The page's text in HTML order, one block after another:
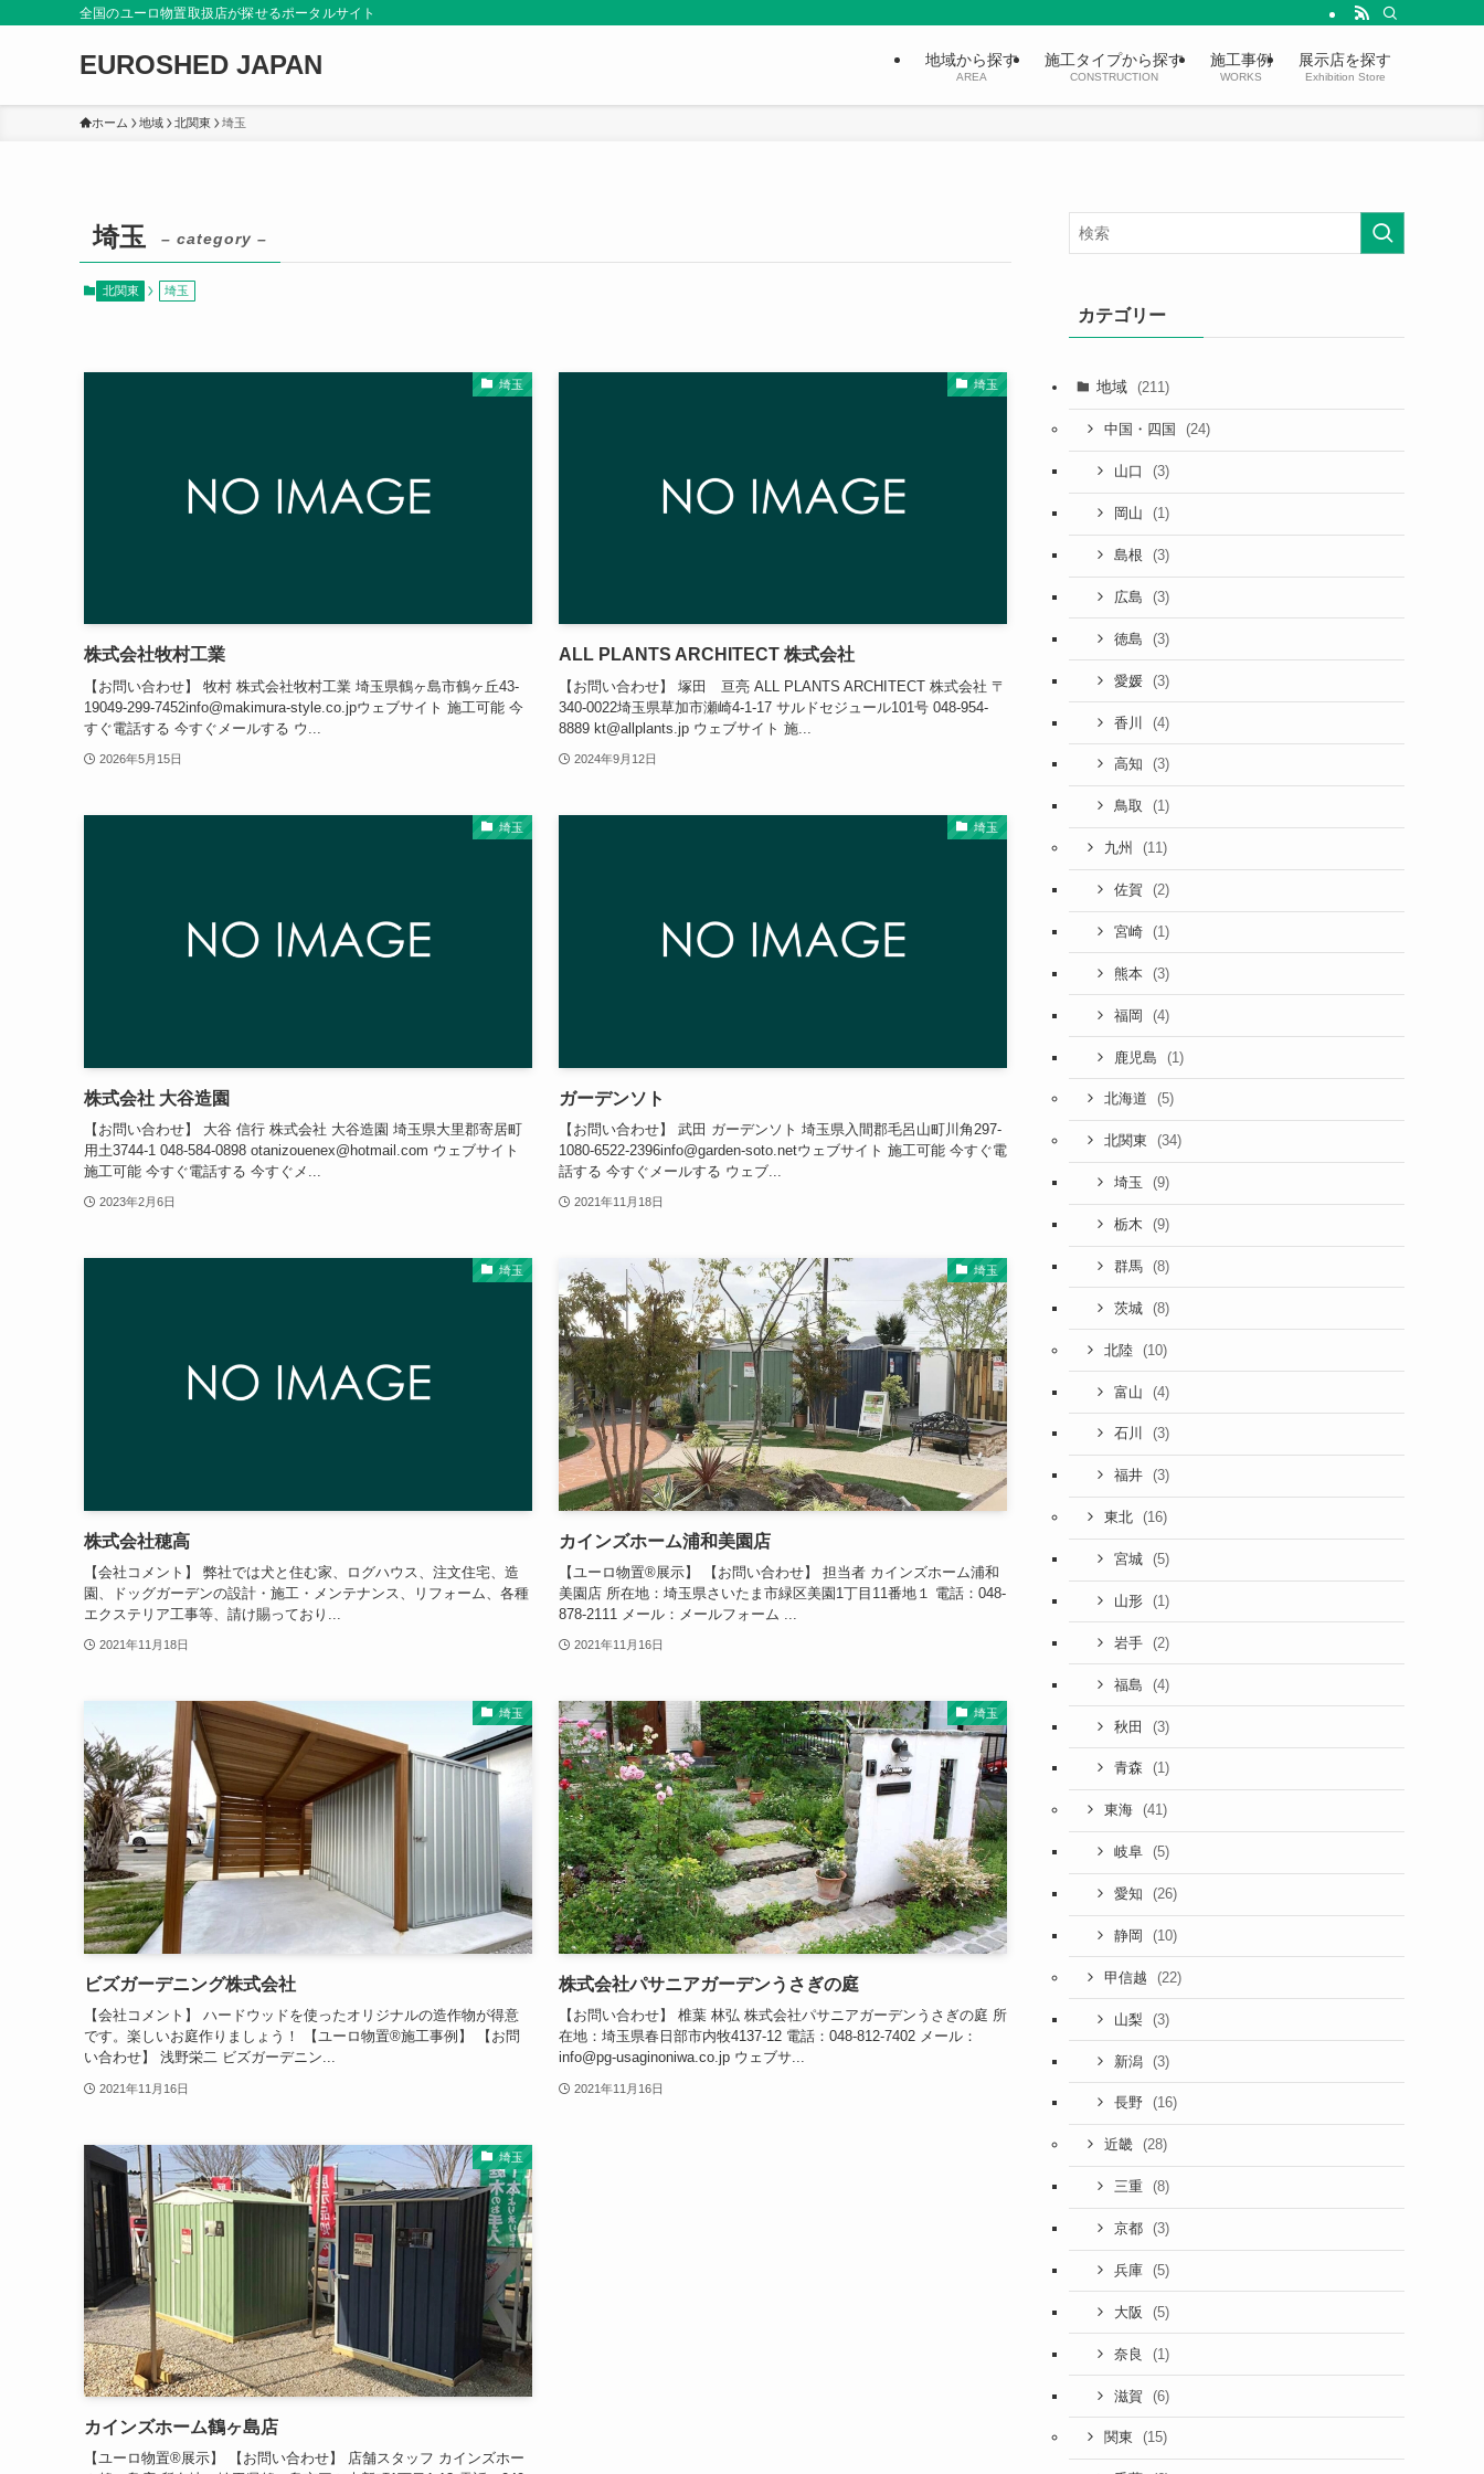
全国のユーロ物置取扱店が探せるポータルサイト
EUROSHED JAPAN 地域から探す
AREA
施工タイプから探す
CONSTRUCTION
施工事例
WORKS
展示店を探す
Exhibition Store
ホーム 地域 北関東 埼玉
埼玉 – category –
北関東 埼玉
埼玉
株式会社牧村工業
【お問い合わせ】 牧村 株式会社牧村工業 埼玉県鶴ヶ島市鶴ヶ丘43-
19049-299-7452info@makimura-style.co.jpウェブサイト 施工可能 今
すぐ電話する 今すぐメールする ウ...
2026年5月15日
埼玉
ALL PLANTS ARCHITECT 株式会社
【お問い合わせ】 塚田 亘亮 ALL PLANTS ARCHITECT 株式会社 〒
340-0022埼玉県草加市瀬崎4-1-17 サルドセジュール101号 048-954-
8889 kt@allplants.jp ウェブサイト 施...
2024年9月12日
埼玉
株式会社 大谷造園
【お問い合わせ】 大谷 信行 株式会社 大谷造園 埼玉県大里郡寄居町
用土3744-1 048-584-0898 otanizouenex@hotmail.com ウェブサイト
施工可能 今すぐ電話する 今すぐメ...
2023年2月6日
埼玉
ガーデンソト
【お問い合わせ】 武田 ガーデンソト 埼玉県入間郡毛呂山町川角297-
1080-6522-2396info@garden-soto.netウェブサイト 施工可能 今すぐ電
話する 今すぐメールする ウェブ...
2021年11月18日
埼玉
株式会社穂高
【会社コメント】 弊社では犬と住む家、ログハウス、注文住宅、造
園、ドッグガーデンの設計・施工・メンテナンス、リフォーム、各種
エクステリア工事等、請け賜っており...
2021年11月18日
埼玉
カインズホーム浦和美園店
【ユーロ物置®展示】 【お問い合わせ】 担当者 カインズホーム浦和
美園店 所在地：埼玉県さいたま市緑区美園1丁目11番地１ 電話：048-
878-2111 メール：メールフォーム ...
2021年11月16日
埼玉
ビズガーデニング株式会社
【会社コメント】 ハードウッドを使ったオリジナルの造作物が得意
です。楽しいお庭作りましょう！ 【ユーロ物置®施工事例】 【お問
い合わせ】 浅野栄二 ビズガーデニン...
2021年11月16日
埼玉
株式会社パサニアガーデンうさぎの庭
【お問い合わせ】 椎葉 林弘 株式会社パサニアガーデンうさぎの庭 所
在地：埼玉県春日部市内牧4137-12 電話：048-812-7402 メール：
info@pg-usaginoniwa.co.jp ウェブサ...
2021年11月16日
埼玉
カインズホーム鶴ヶ島店
【ユーロ物置®展示】 【お問い合わせ】 店舗スタッフ カインズホー
カテゴリー
地域 (211)
中国・四国 (24)
山口 (3)
岡山 (1)
島根 (3)
広島 (3)
徳島 (3)
愛媛 (3)
香川 (4)
高知 (3)
鳥取 (1)
九州 (11)
佐賀 (2)
宮崎 (1)
熊本 (3)
福岡 (4)
鹿児島 (1)
北海道 (5)
北関東 (34)
埼玉 (9)
栃木 (9)
群馬 (8)
茨城 (8)
北陸 (10)
富山 (4)
石川 (3)
福井 (3)
東北 (16)
宮城 (5)
山形 (1)
岩手 (2)
福島 (4)
秋田 (3)
青森 (1)
東海 (41)
岐阜 (5)
愛知 (26)
静岡 (10)
甲信越 (22)
山梨 (3)
新潟 (3)
長野 (16)
近畿 (28)
三重 (8)
京都 (3)
兵庫 (5)
大阪 (5)
奈良 (1)
滋賀 (6)
関東 (15)